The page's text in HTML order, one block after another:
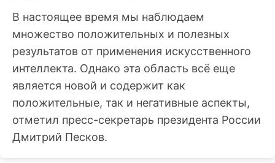
В настоящее время мы наблюдаем
множество положительных и полезных
результатов от применения искусственного
интеллекта. Однако эта область всё еще
является новой и содержит как
положительные, так и негативные аспекты,
отметил пресс-секретарь президента России
Дмитрий Песков.